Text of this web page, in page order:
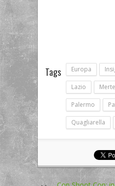
Tags Europa
Lazio
Palermo
Quagliarella